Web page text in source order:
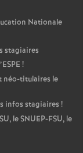
Nationale
stagiaires
ESPE !
néo-titulaires le
infos stagiaires !
, leSNUEP-FSU, le